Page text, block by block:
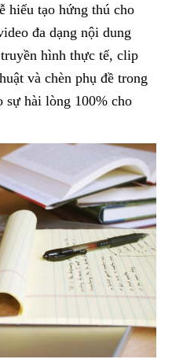
hiểu tạo hứng thú cho
đa dạng nội dung
hình thực tế, clip
và chèn phụ đề trong
sự hài lòng 100% cho